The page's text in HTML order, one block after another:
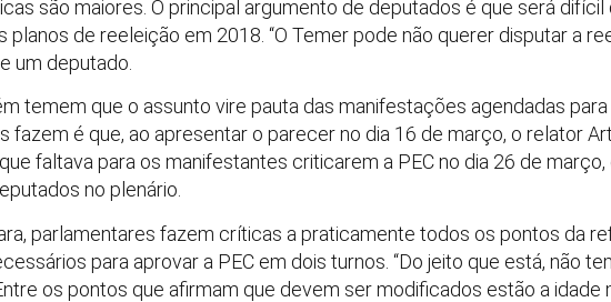
são maiores. O principal argumento de deputados é que será
planos de reeleição em 2018. “O Temer pode não querer disputar a
um deputado.
temem que o assunto vire pauta das manifestações agendadas
fazem é que, ao apresentar o parecer no dia 16 de março, o relator
faltava para os manifestantes criticarem a PEC no dia 26 de
no plenário.
parlamentares fazem críticas a praticamente todos os pontos da
para aprovar a PEC em dois turnos. “Do jeito que está, não
os pontos que afirmam que devem ser modificados estão a idade